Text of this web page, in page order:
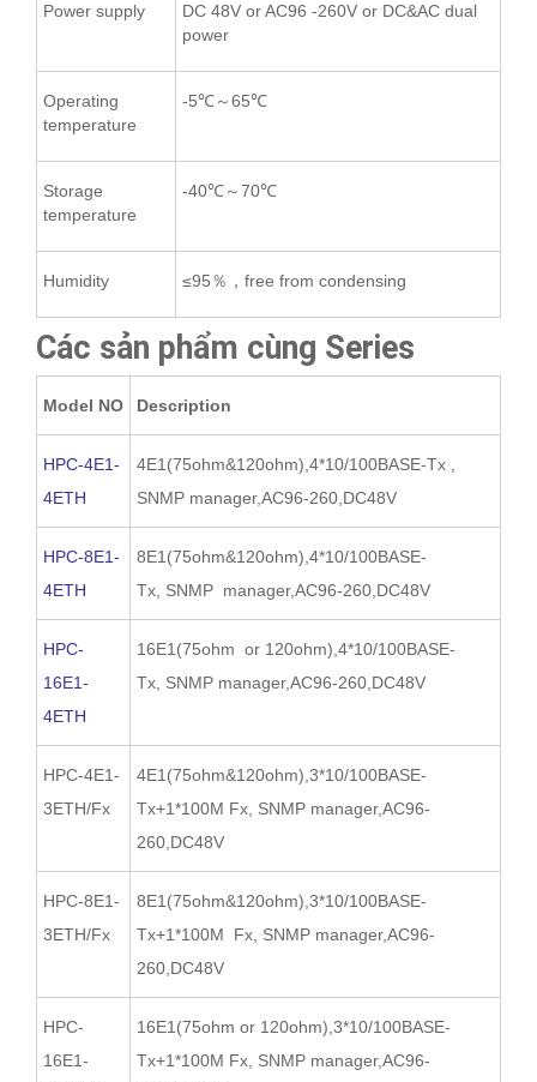
Power supply
DC 48V or AC96 -260V or DC&AC dual
power
Operating
temperature
-5℃～65℃
Storage
temperature
-40℃～70℃
Humidity ≤95％，free from condensing
Các sản phẩm cùng Series
Model NO Description
HPC-4E1-
4ETH
4E1(75ohm&120ohm),4*10/100BASE-Tx ,
SNMP manager,AC96-260,DC48V
HPC-8E1-
4ETH
8E1(75ohm&120ohm),4*10/100BASE-
Tx, SNMP manager,AC96-260,DC48V
HPC-
16E1-
4ETH
16E1(75ohm or 120ohm),4*10/100BASE-
Tx, SNMP manager,AC96-260,DC48V
HPC-4E1-
3ETH/Fx
4E1(75ohm&120ohm),3*10/100BASE-
Tx+1*100M Fx, SNMP manager,AC96-
260,DC48V
HPC-8E1-
3ETH/Fx
8E1(75ohm&120ohm),3*10/100BASE-
Tx+1*100M Fx, SNMP manager,AC96-
260,DC48V
HPC-
16E1-
16E1(75ohm or 120ohm),3*10/100BASE-
Tx+1*100M Fx, SNMP manager,AC96-